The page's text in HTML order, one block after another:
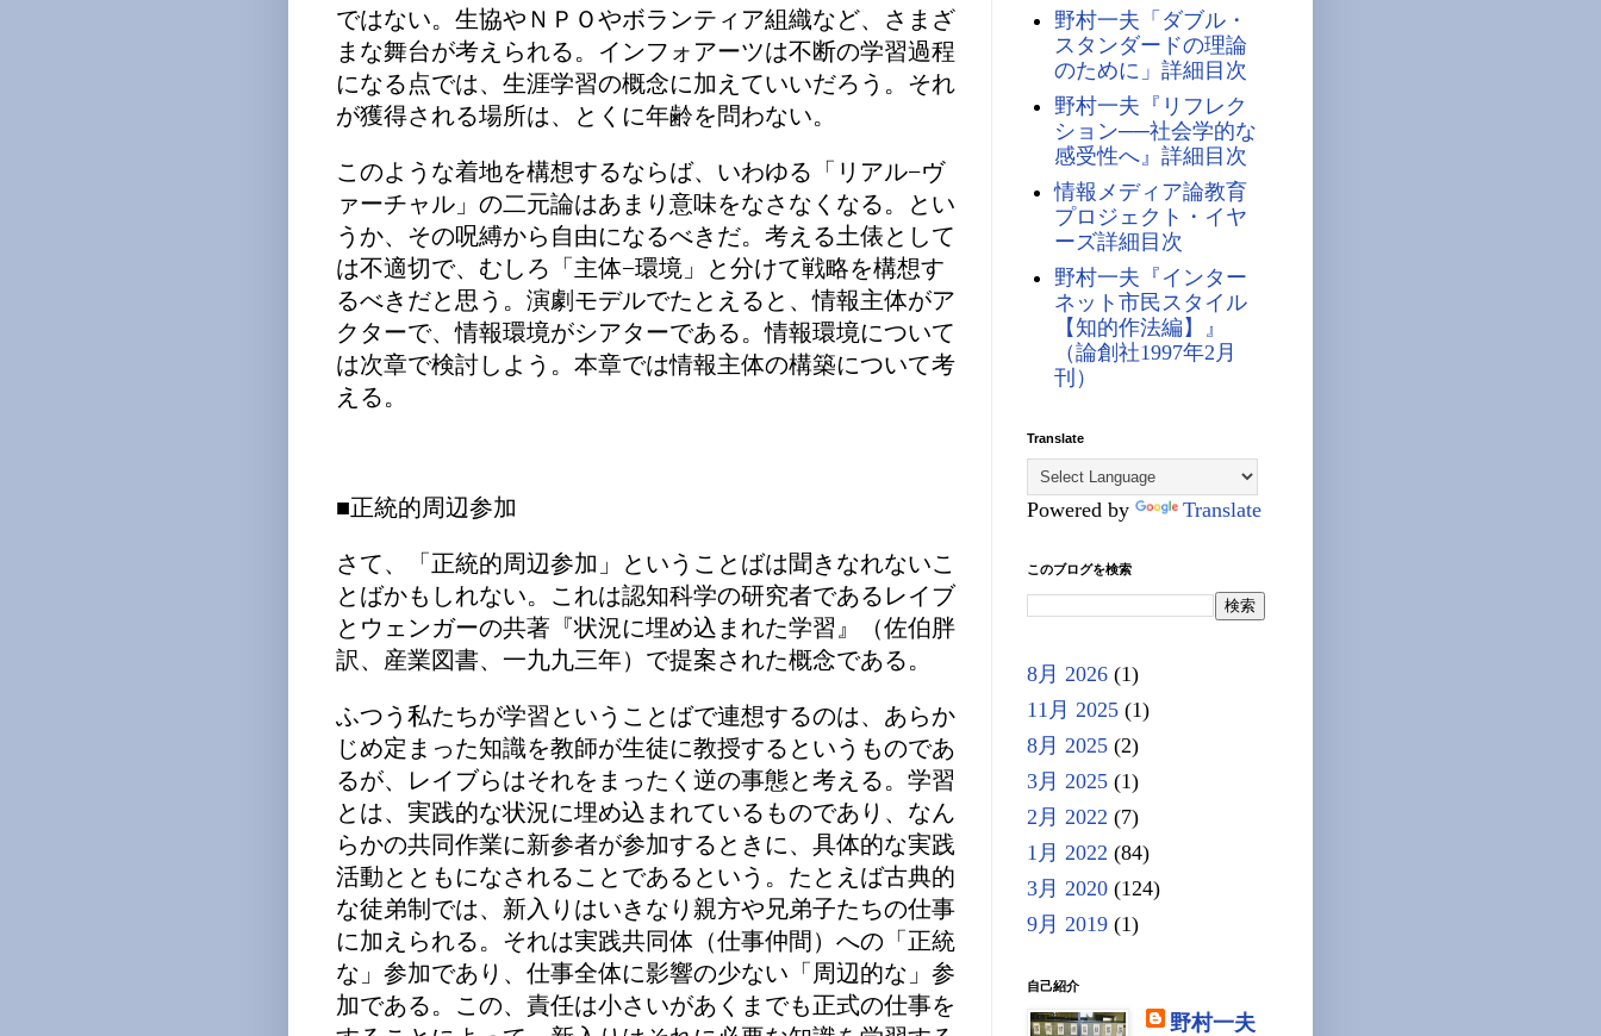
ではない。生協やＮＰＯやボランティア組織など、さまざ
まな舞台が考えられる。インフォアーツは不断の学習過程
になる点では、生涯学習の概念に加えていいだろう。それ
が獲得される場所は、とくに年齢を問わない。
このような着地を構想するならば、いわゆる「リアル−ヴ
ァーチャル」の二元論はあまり意味をなさなくなる。とい
うか、その呪縛から自由になるべきだ。考える土俵として
は不適切で、むしろ「主体−環境」と分けて戦略を構想す
るべきだと思う。演劇モデルでたとえると、情報主体がア
クターで、情報環境がシアターである。情報環境について
は次章で検討しよう。本章では情報主体の構築について考
える。
■正統的周辺参加
さて、「正統的周辺参加」ということばは聞きなれないこ
とばかもしれない。これは認知科学の研究者であるレイブ
とウェンガーの共著『状況に埋め込まれた学習』（佐伯胖
訳、産業図書、一九九三年）で提案された概念である。
ふつう私たちが学習ということばで連想するのは、あらか
じめ定まった知識を教師が生徒に教授するというものであ
るが、レイブらはそれをまったく逆の事態と考える。学習
とは、実践的な状況に埋め込まれているものであり、なん
らかの共同作業に新参者が参加するときに、具体的な実践
活動とともになされることであるという。たとえば古典的
な徒弟制では、新入りはいきなり親方や兄弟子たちの仕事
に加えられる。それは実践共同体（仕事仲間）への「正統
な」参加であり、仕事全体に影響の少ない「周辺的な」参
加である。この、責任は小さいがあくまでも正式の仕事を
野村一夫「ダブル・
スタンダードの理論
のために」詳細目次
野村一夫『リフレク
ション──社会学的な
感受性へ』詳細目次
情報メディア論教育
プロジェクト・イヤ
ーズ詳細目次
野村一夫『インター
ネット市民スタイル
【知的作法編】』
（論創社1997年2月
刊）
Translate
Powered by Translate
このブログを検索
8月 2026 (1)
11月 2025 (1)
8月 2025 (2)
3月 2025 (1)
2月 2022 (7)
1月 2022 (84)
3月 2020 (124)
9月 2019 (1)
自己紹介
野村一夫